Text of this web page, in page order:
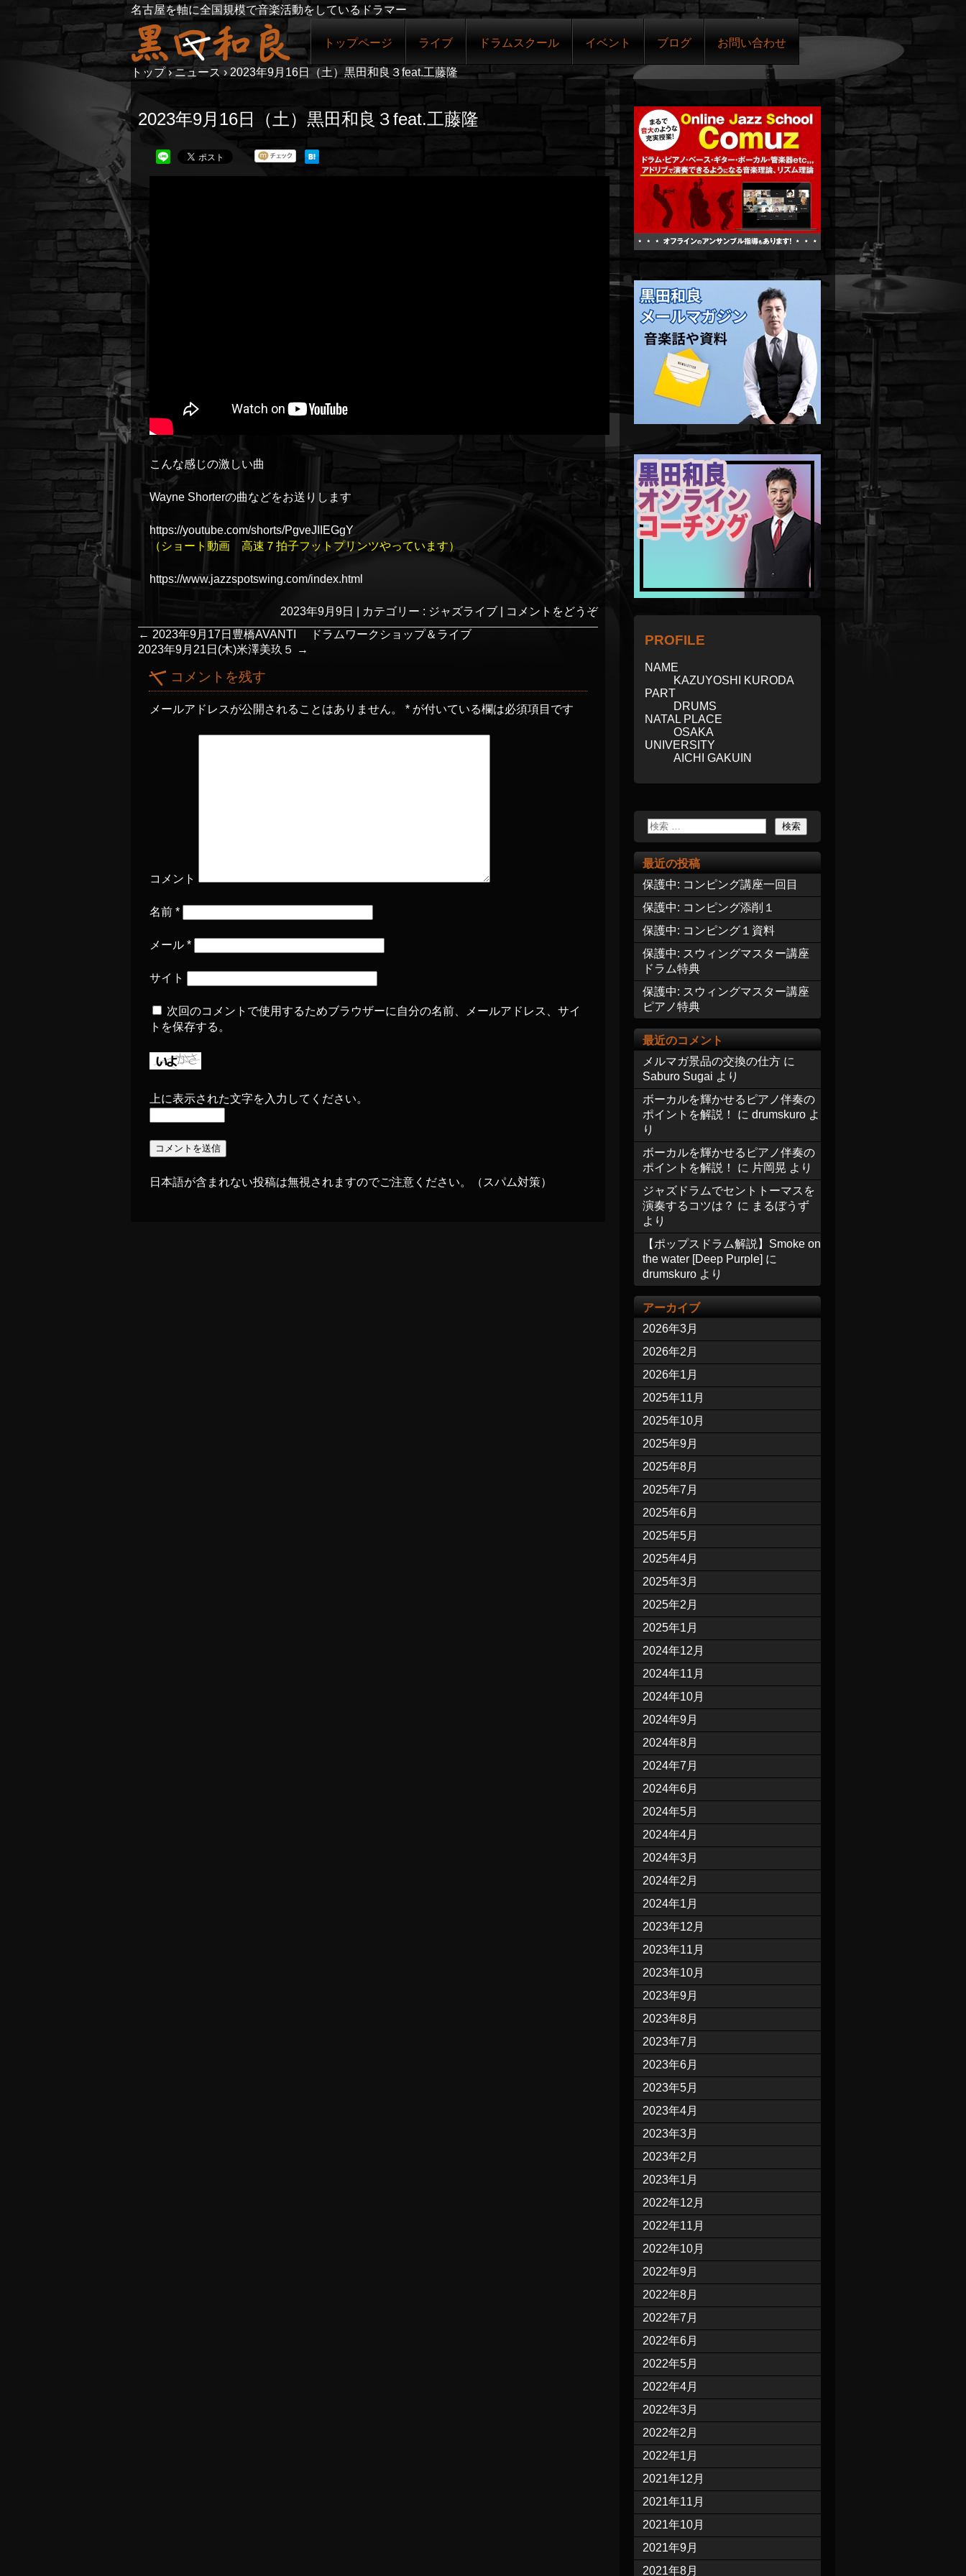
名古屋を軸に全国規模で音楽活動をしているドラマー
トップページ ライブ ドラムスクール イベント ブログ お問い合わせ
トップ › ニュース › 2023年9月16日（土）黒田和良３feat.工藤隆
2023年9月16日（土）黒田和良３feat.工藤隆
こんな感じの激しい曲
Wayne Shorterの曲などをお送りします
https://youtube.com/shorts/PgveJIIEGgY
（ショート動画 高速７拍子フットプリンツやっています）
https://www.jazzspotswing.com/index.html
2023年9月9日 カテゴリー : ジャズライブ
コメントをどうぞ
← 2023年9月17日豊橋AVANTI ドラムワークショップ＆ライブ
2023年9月21日(木)米澤美玖５
→
コメントを残す
メールアドレスが公開されることはありません。 * が付いている欄は必須項目です
コメント
名前 *
メール *
サイト
次回のコメントで使用するためブラウザーに自分の名前、メールアドレス、サイ
トを保存する。
上に表示された文字を入力してください。
日本語が含まれない投稿は無視されますのでご注意ください。（スパム対策）
PROFILE
NAME
KAZUYOSHI KURODA
PART
DRUMS
NATAL PLACE
OSAKA
UNIVERSITY
AICHI GAKUIN
最近の投稿
保護中: コンピング講座一回目
保護中: コンピング添削１
保護中: コンピング１資料
保護中: スウィングマスター講座
ドラム特典
保護中: スウィングマスター講座
ピアノ特典
最近のコメント
メルマガ景品の交換の仕方 に
Saburo Sugai より
ボーカルを輝かせるピアノ伴奏の
ポイントを解説！
に drumskuro よ
り
ボーカルを輝かせるピアノ伴奏の
ポイントを解説！
に 片岡晃 より
ジャズドラムでセントトーマスを
演奏するコツは？ に まるぼうず
より
【ポップスドラム解説】Smoke on
the water [Deep Purple] に
drumskuro より
アーカイブ
2026年3月
2026年2月
2026年1月
2025年11月
2025年10月
2025年9月
2025年8月
2025年7月
2025年6月
2025年5月
2025年4月
2025年3月
2025年2月
2025年1月
2024年12月
2024年11月
2024年10月
2024年9月
2024年8月
2024年7月
2024年6月
2024年5月
2024年4月
2024年3月
2024年2月
2024年1月
2023年12月
2023年11月
2023年10月
2023年9月
2023年8月
2023年7月
2023年6月
2023年5月
2023年4月
2023年3月
2023年2月
2023年1月
2022年12月
2022年11月
2022年10月
2022年9月
2022年8月
2022年7月
2022年6月
2022年5月
2022年4月
2022年3月
2022年2月
2022年1月
2021年12月
2021年11月
2021年10月
2021年9月
2021年8月